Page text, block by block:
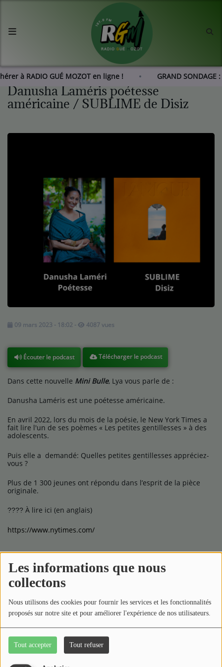
Les informations que nous
collectons
Nous utilisons des cookies pour fournir les services et les fonctionnalités
proposés sur notre site et pour améliorer l'expérience de nos utilisateurs.
Tout accepter Tout refuser
à RADIO GUÉ MOZOT en ligne ! GRAND
Agenda
Les actus de RGM
Podcasts
Danusha Laméris poétesse
américaine / SUBLIME de Disiz
09 mars 2023 - 18:02 - 4087 vues
Écouter le podcast Télécharger le podcast
Dans cette nouvelle Mini Bulle, Lya vous parle de :
Danusha Laméris est une poétesse américaine.
En avril 2022, lors du mois de la poésie, le New York Times a
fait lire l'un de ses poèmes « Les petites gentillesses » à des
adolescents.
Puis elle a demandé: Quelles petites gentillesses appréciez-
vous ?
Plus de 1 300 jeunes ont répondu dans l’esprit de la pièce
originale.
???? À lire ici (en anglais)
https://www.nytimes.com/